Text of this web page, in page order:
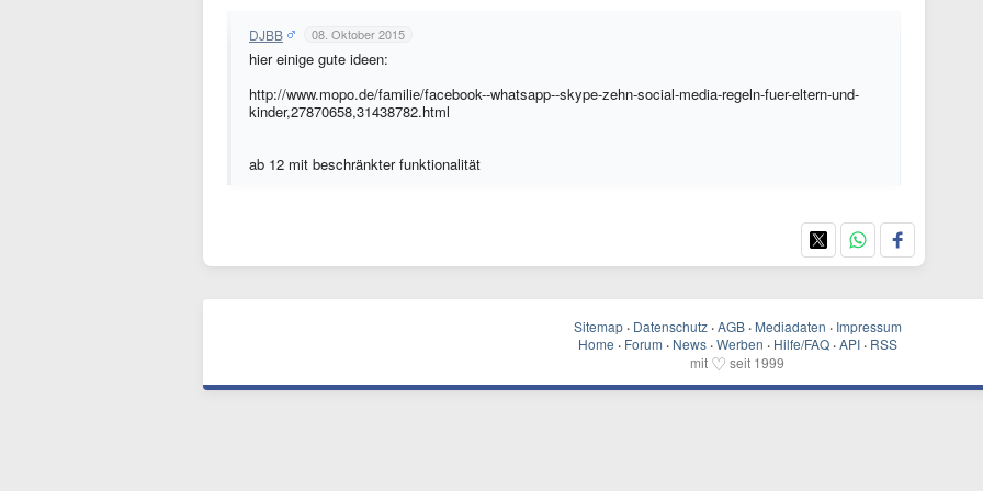
DJBB 08. Oktober 2015
hier einige gute ideen:
http://www.mopo.de/familie/facebook--whatsapp--skype-zehn-social-media-regeln-fuer-eltern-und-
kinder,27870658,31438782.html
ab 12 mit beschränkter funktionalität
Sitemap · Datenschutz · AGB · Mediadaten · Impressum
Home · Forum · News · Werben · Hilfe/FAQ · API · RSS
mit ♡ seit 1999